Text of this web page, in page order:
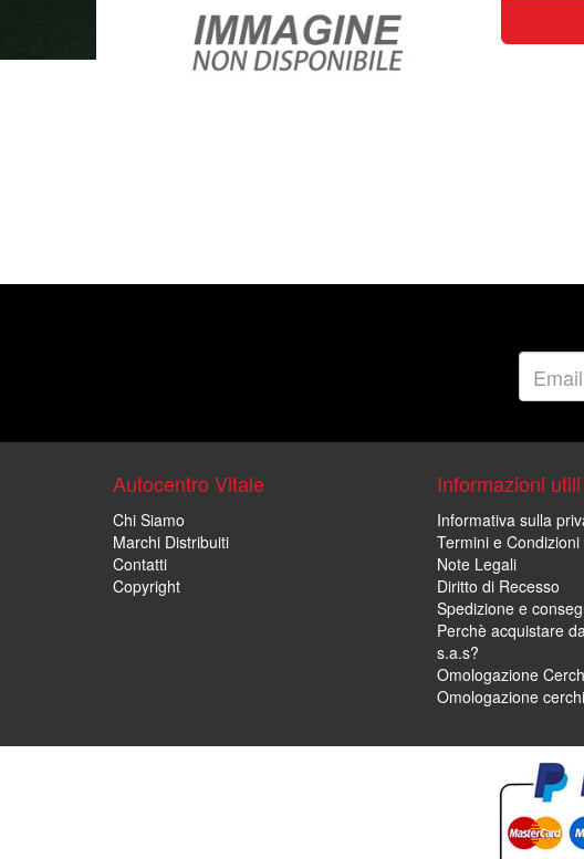
Autocentro Vitale
Chi Siamo
Marchi Distribuiti
Contatti
Copyright
Informazioni utili
Informativa sulla
Termini e
Note Legali
Diritto di Recesso
Spedizione e
Perchè acquistare
s.a.s?
Omologazione
Omologazione